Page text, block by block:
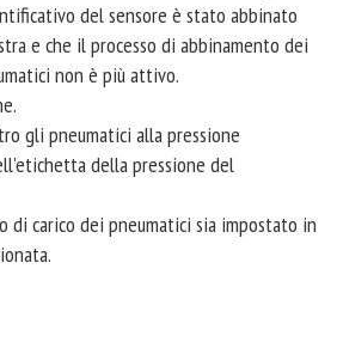
del sensore è stato abbinato
e che il processo di abbinamento dei
non è più attivo.
gli pneumatici alla pressione
della pressione del
di carico dei pneumatici sia impostato in